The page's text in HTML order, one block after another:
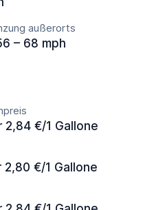
außerorts
– 68 mph
€/1 Gallone
€/1 Gallone